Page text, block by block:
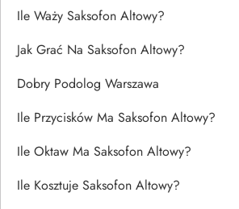
Ile Waży Saksofon Altowy?
Jak Grać Na Saksofon Altowy?
Dobry Podolog Warszawa
Ile Przycisków Ma Saksofon Altowy?
Ile Oktaw Ma Saksofon Altowy?
Ile Kosztuje Saksofon Altowy?